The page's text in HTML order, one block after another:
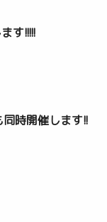
す!!!!!
同時開催します!!